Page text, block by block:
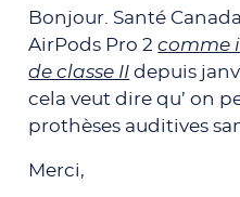
Bonjour. Santé
AirPods Pro 2comme
de classe II depuis
cela veut dire qu’ on
prothèses auditives
Merci,